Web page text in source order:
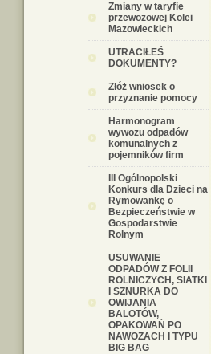
Zmiany w taryfie
przewozowej Kolei
Mazowieckich
UTRACIŁEŚ
DOKUMENTY?
Złóż wniosek o
przyznanie pomocy
Harmonogram
wywozu odpadów
komunalnych z
pojemników firm
III Ogólnopolski
Konkurs dla Dzieci na
Rymowankę o
Bezpieczeństwie w
Gospodarstwie
Rolnym
USUWANIE
ODPADÓW Z FOLII
ROLNICZYCH, SIATKI
I SZNURKA DO
OWIJANIA
BALOTÓW,
OPAKOWAŃ PO
NAWOZACH I TYPU
BIG BAG